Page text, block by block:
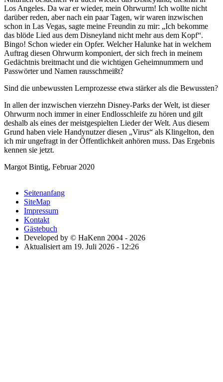
Los Angeles. Da war er wieder, mein Ohrwurm! Ich wollte nicht
darüber reden, aber nach ein paar Tagen, wir waren inzwischen
schon in Las Vegas, sagte meine Freundin zu mir:
Ich bekomme
das blöde Lied aus dem Disneyland nicht mehr aus dem Kopf .
Bingo! Schon wieder ein Opfer. Welcher Halunke hat in welchem
Auftrag diesen Ohrwurm komponiert, der sich frech in meinem
Gedächtnis breitmacht und die wichtigen Geheimnummern und
Passwörter und Namen rausschmeißt?
Sind die unbewussten Lernprozesse etwa stärker als die Bewussten?
In allen der inzwischen vierzehn Disney-Parks der Welt, ist dieser
Ohrwurm noch immer in einer Endlosschleife zu hören und gilt
deshalb als eines der meistgespielten Lieder der Welt. Aus diesem
Grund haben viele Handynutzer diesen
Virus
als Klingelton, den
ich mir ungefragt in der Öffentlichkeit anhören muss. Das Ergebnis
kennen sie jetzt.
Margot Bintig, Februar 2020
Seitenanfang
SiteMap
Impressum
Kontakt
Gästebuch
Developed by © HaKenn 2004 - 2026
Aktualisiert am 19. Juli 2026 - 12:26